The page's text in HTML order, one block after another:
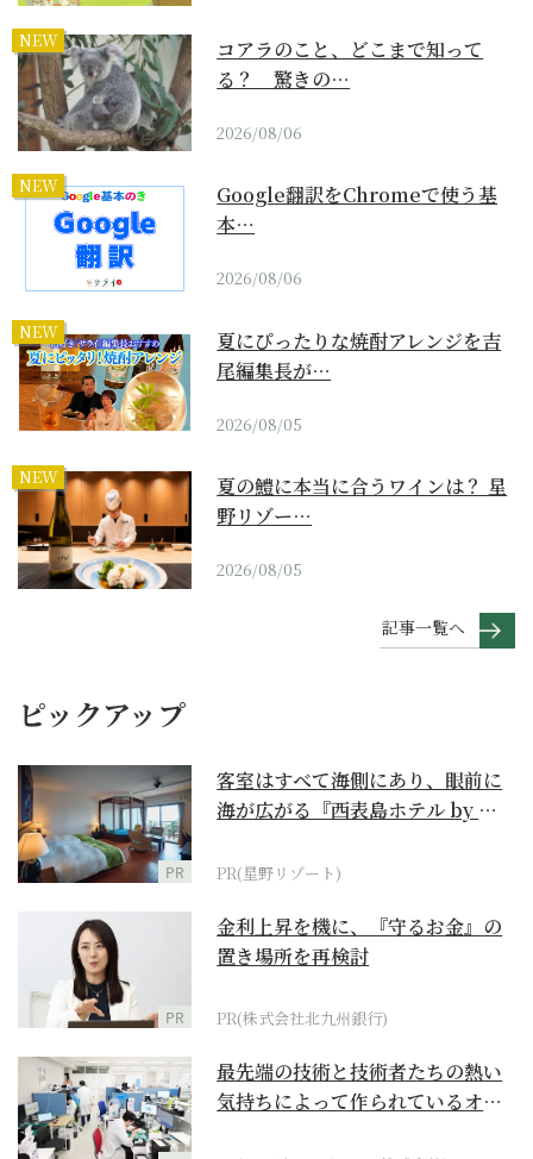
NEW
コアラのこと、どこまで知って
る？ 驚きの…
2026/08/06
NEW
Google翻訳をChromeで使う基
本…
2026/08/06
NEW
夏にぴったりな焼酎アレンジを吉
尾編集長が…
2026/08/05
NEW
夏の鱧に本当に合うワインは？ 星
野リゾー…
2026/08/05
記事一覧へ
ピックアップ
PR
客室はすべて海側にあり、眼前に
海が広がる『西表島ホテル by 星
PR(星野リゾート)
PR
金利上昇を機に、『守るお金』の
置き場所を再検討
PR(株式会社北九州銀行)
最先端の技術と技術者たちの熱い
気持ちによって作られているオー